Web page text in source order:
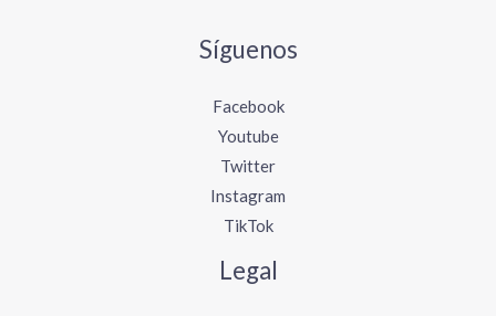
Síguenos
Facebook
Youtube
Twitter
Instagram
TikTok
Legal